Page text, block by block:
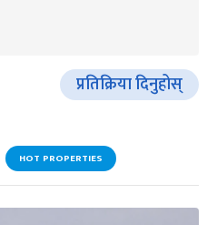
प्रतिक्रिया दिनुहोस्
HOT PROPERTIES